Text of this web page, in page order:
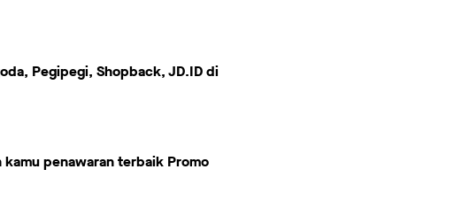
Pegipegi, Shopback, JD.ID di
kamu penawaran terbaik Promo